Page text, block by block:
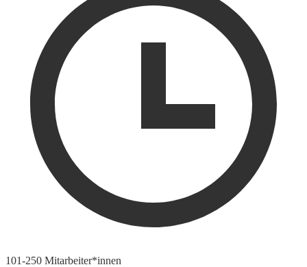
101-250 Mitarbeiter*innen